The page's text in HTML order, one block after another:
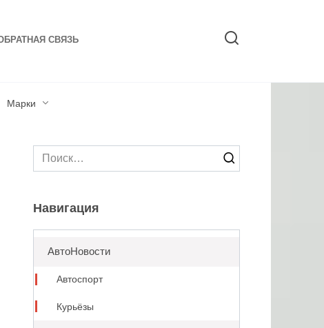
СВЯЗЬ
Марки
Search
for:
Навигация
АвтоНовости
Автоспорт
Курьёзы